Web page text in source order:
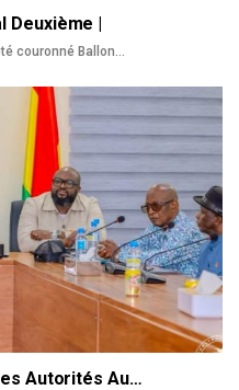
Deuxième |
couronné Ballon…
Autorités Au…